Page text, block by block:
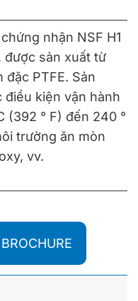
nhận NSF H1
được sản xuất từ
PTFE. Sản
điều kiện vận hành
(392 ° F) đến 240 °
trường ăn mòn
vv.